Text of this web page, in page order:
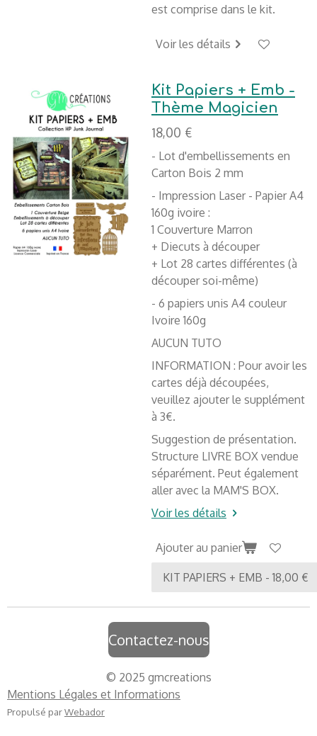
est comprise dans le kit.
Voir les détails
Kit Papiers + Emb -
Thème Magicien
18,00 €
- Lot d'embellissements en
Carton Bois 2 mm
- Impression Laser - Papier A4
160g ivoire :
1 Couverture Marron
+ Diecuts à découper
+ Lot 28 cartes différentes (à
découper soi-même)
- 6 papiers unis A4 couleur
Ivoire 160g
AUCUN TUTO
INFORMATION : Pour avoir les
cartes déjà découpées,
veuillez ajouter le supplément
à 3€.
Suggestion de présentation.
Structure LIVRE BOX vendue
séparément. Peut également
aller avec la MAM'S BOX.
Voir les détails
Ajouter au panier
Contactez-nous
© 2025 gmcreations
Mentions Légales et Informations
Propulsé parWebador